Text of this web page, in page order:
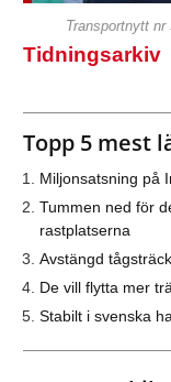
Transportnytt nr
Tidningsarkiv
Topp 5 mest
Miljonsatsning på
Tummen ned för
rastplatserna
Avstängd
De vill flytta mer
Stabilt i svenska